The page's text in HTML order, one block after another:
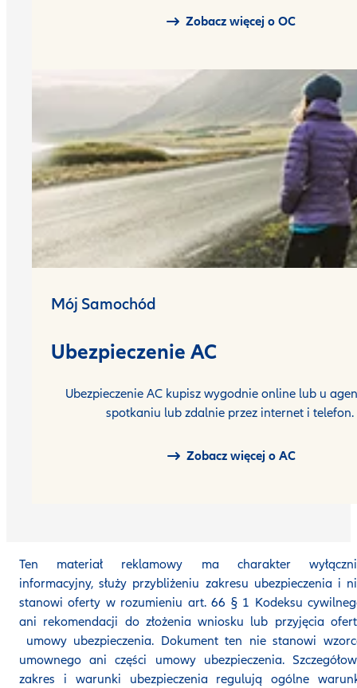
Zobacz więcej o OC
Mój Samochód
Ubezpieczenie AC
Ubezpieczenie AC kupisz wygodnie online lub u
spotkaniu lub zdalnie przez internet i telefon.
Zobacz więcej o AC
Ten materiał reklamowy ma charakter
informacyjny, służy przybliżeniu zakresu ubezpieczenia i
stanowi oferty w rozumieniu art. 66 § 1 Kodeksu
ani rekomendacji do złożenia wniosku lub przyjęcia
umowy ubezpieczenia. Dokument ten nie stanowi
umownego ani części umowy ubezpieczenia.
zakres i warunki ubezpieczenia regulują ogólne